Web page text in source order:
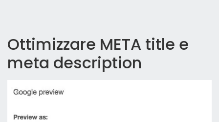
Ottimizzare META title e
meta description